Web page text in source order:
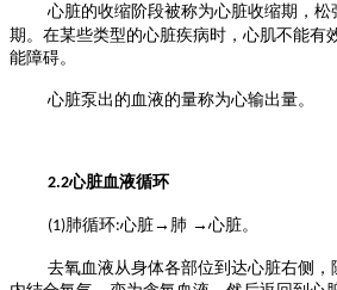
心脏的收缩阶段被称为心脏收缩期，松
期。在某些类型的心脏疾病时，心肌不能有
能障碍。
心脏泵出的血液的量称为心输出量。
2.2心脏血液循环
(1)肺循环:心脏→肺 →心脏。
去氧血液从身体各部位到达心脏右侧